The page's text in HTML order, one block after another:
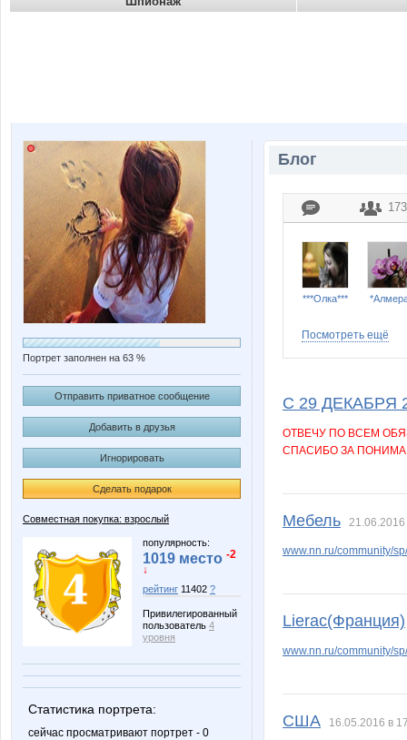
Портрет заполнен на 63 %
Отправить приватное сообщение
Добавить в друзья
Игнорировать
Сделать подарок
Совместная покупка: взрослый
популярность:
1019 место -2
↓
рейтинг 11402 ?
Привилегированный
пользователь 4
уровня
Статистика портрета:
сейчас просматривают портрет - 0
Блог
173
***Олка***
Lenic Lenuik
Посмотреть ещё
С 29 ДЕКАБРЯ
ОТВЕЧУ ПО ВСЕМ
СПАСИБО ЗА
Мебель 21.06.2016
www.nn.ru/community/
Lierac(Франция)
www.nn.ru/community/
США 16.05.2016 в